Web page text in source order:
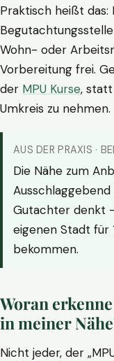
Praktisch heißt das:
Wohn- oder
Vorbereitung frei.
der MPU Kurse,
Umkreis zu nehmen.
AUS DER PRAXIS ·
Die Nähe zum
Gutachter denkt
eigenen Stadt für
bekommen.
Woran
in meiner
Nicht jeder, der